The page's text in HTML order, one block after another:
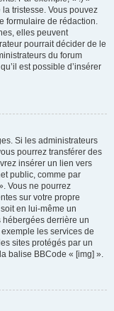
tristesse. Vous pouvez
formulaire de rédaction.
elles peuvent
pourrait décider de le
du forum
est possible d’insérer
Si les administrateurs
pourrez transférer des
insérer un lien vers
public, comme par
Vous ne pourrez
sur votre propre
en lui-même un
derrière un
les services de
sites protégés par un
balise BBCode « [img] ».